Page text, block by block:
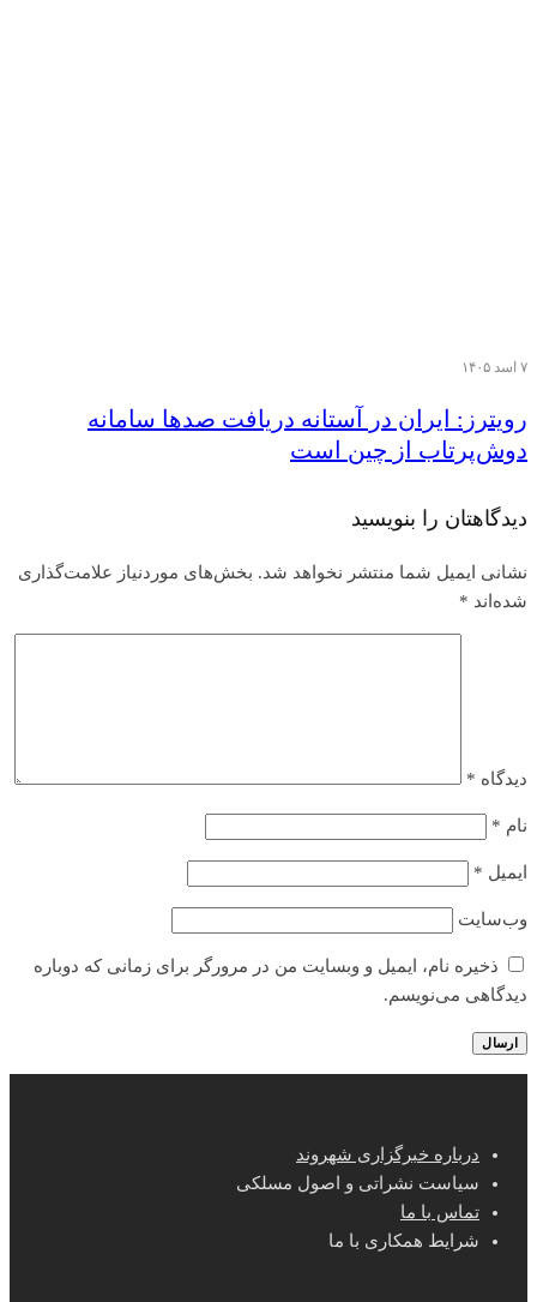
۷ اسد ۱۴۰۵
رویترز: ایران در آستانه دریافت صدها سامانه
دوش‌پرتاب از چین است
دیدگاهتان را بنویسید
نشانی ایمیل شما منتشر نخواهد شد. بخش‌های موردنیاز علامت‌گذاری
شده‌اند *
دیدگاه *
نام *
ایمیل *
وب‌سایت
ذخیره نام، ایمیل و وبسایت من در مرورگر برای زمانی که دوباره
دیدگاهی می‌نویسم.
درباره خبرگزاری شهروند
سیاست نشراتی و اصول مسلکی
تماس با ما
شرایط همکاری با ما